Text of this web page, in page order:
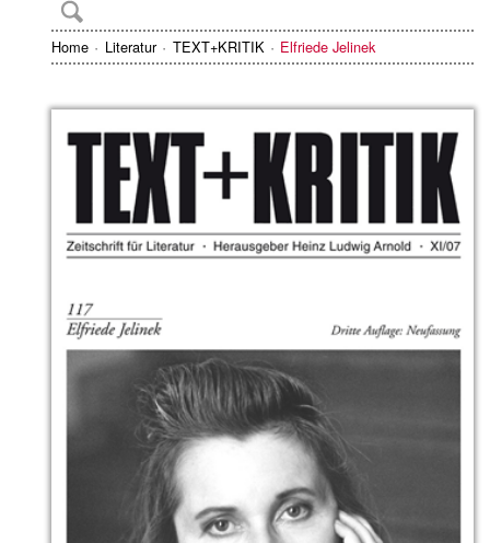
Home Literatur TEXT+KRITIK Elfriede Jelinek